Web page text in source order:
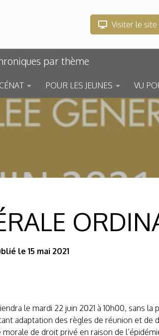
Visiter le site
par thème
POUR LES JEUNES VU
le 15 mai 2021
le mardi 22 juin 2021 à 10h00, sans
adaptation des règles de réunion et de
de droit privé en raison de